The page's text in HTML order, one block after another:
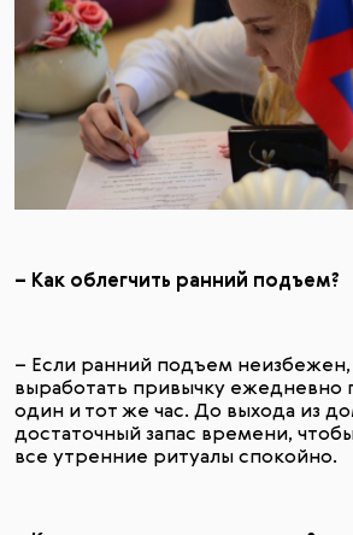
– Как облегчить ранний подъем?
– Если ранний подъем
выработать привычку ежедневно
один и тот же час. До выхода из
достаточный запас времени,
все утренние ритуалы спокойно.